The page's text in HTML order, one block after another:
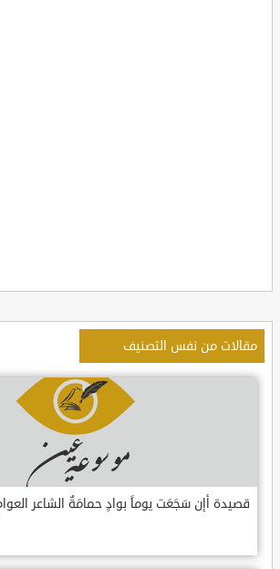
مقالات من نفس التصنيف
قصيدة أإن سَجَعَت يوماً بوادٍ حمامَةٌ الشاعر